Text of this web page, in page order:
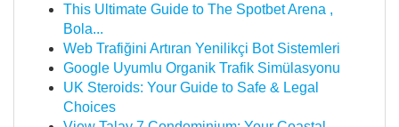
This Ultimate Guide to The Spotbet Arena ,
Bola...
Web Trafiğini Artıran Yenilikçi Bot Sistemleri
Google Uyumlu Organik Trafik Simülasyonu
UK Steroids: Your Guide to Safe & Legal
Choices